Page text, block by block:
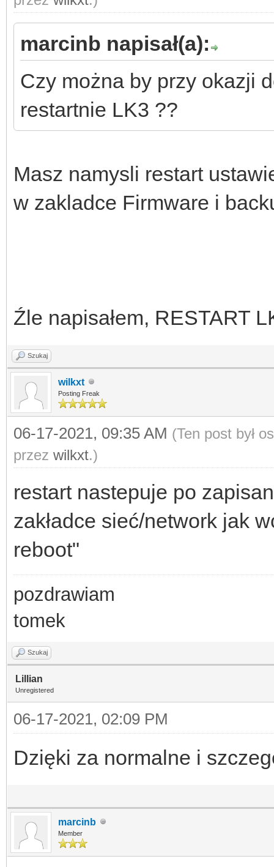
marcinb napisał(a):
Czy można by przy okazji
restartnie LK3 ??
Masz namysli restart
w zakladce Firmware i
Źle napisałem, RESTART
Szukaj
wilkxt
Posting Freak
06-17-2021, 09:35 AM (Ten post był
przez wilkxt.)
restart nastepuje po
zakładce sieć/network jak
reboot"
pozdrawiam
tomek
Szukaj
Lillian
Unregistered
06-17-2021, 02:09 PM
Dzięki za normalne i
marcinb
Member